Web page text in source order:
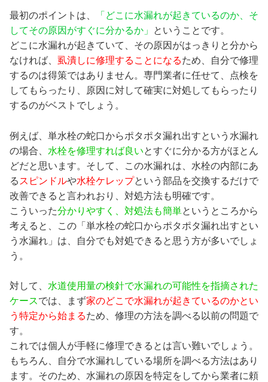
最初のポイントは、
「どこに水漏れが起きているのか、そ
してその原因がすぐに分かるか」
ということです。
どこに水漏れが起きていて、その原因がはっきりと分から
なければ、 虱潰しに修理することになるため、自分で修理
するのは得策ではありません。専門業者に任せて、点検を
してもらったり、原因に対して確実に対処してもらったり
するのがベストでしょう。
例えば、単水栓の蛇口からポタポタ漏れ出すという水漏れ
の場合、 水栓を修理すれば良いとすぐに分かる方がほとん
どだと思います。そして、この水漏れは、水栓の内部にあ
る スピンドルや水栓ケレップという部品を交換するだけで
改善できると言われおり、対処方法も明確です。
こういった分かりやすく、対処法も簡単というところから
考えると、この「単水栓の蛇口からポタポタ漏れ出すとい
う水漏れ」は、自分でも対処できると思う方が多いでしょ
う。
対して、 水道使用量の検針で水漏れの可能性を指摘された
ケースでは、まず家のどこで水漏れが起きているのかとい
う特定から始まるため、修理の方法を調べる以前の問題で
す。
これでは個人が手軽に修理できるとは言い難いでしょう。
もちろん、自分で水漏れしている場所を調べる方法はあり
ます。そのため、水漏れの原因を特定をしてから業者に頼